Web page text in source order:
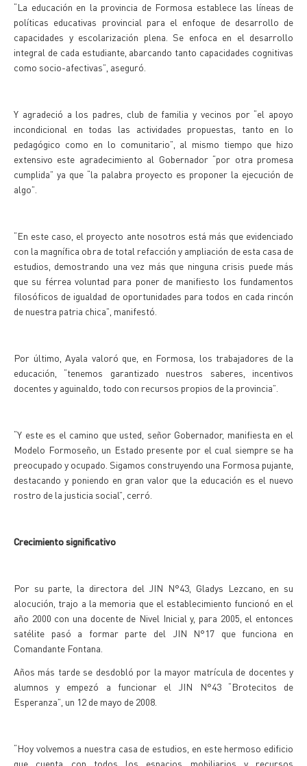
“La educación en la provincia de Formosa establece las líneas de
políticas educativas provincial para el enfoque de desarrollo de
capacidades y escolarización plena. Se enfoca en el desarrollo
integral de cada estudiante, abarcando tanto capacidades cognitivas
como socio-afectivas”, aseguró.
Y agradeció a los padres, club de familia y vecinos por “el apoyo
incondicional en todas las actividades propuestas, tanto en lo
pedagógico como en lo comunitario”, al mismo tiempo que hizo
extensivo este agradecimiento al Gobernador “por otra promesa
cumplida” ya que “la palabra proyecto es proponer la ejecución de
algo”.
“En este caso, el proyecto ante nosotros está más que evidenciado
con la magnífica obra de total refacción y ampliación de esta casa de
estudios, demostrando una vez más que ninguna crisis puede más
que su férrea voluntad para poner de manifiesto los fundamentos
filosóficos de igualdad de oportunidades para todos en cada rincón
de nuestra patria chica”, manifestó.
Por último, Ayala valoró que, en Formosa, los trabajadores de la
educación, “tenemos garantizado nuestros saberes, incentivos
docentes y aguinaldo, todo con recursos propios de la provincia”.
“Y este es el camino que usted, señor Gobernador, manifiesta en el
Modelo Formoseño, un Estado presente por el cual siempre se ha
preocupado y ocupado. Sigamos construyendo una Formosa pujante,
destacando y poniendo en gran valor que la educación es el nuevo
rostro de la justicia social”, cerró.
Crecimiento significativo
Por su parte, la directora del JIN N°43, Gladys Lezcano, en su
alocución, trajo a la memoria que el establecimiento funcionó en el
año 2000 con una docente de Nivel Inicial y, para 2005, el entonces
satélite pasó a formar parte del JIN N°17 que funciona en
Comandante Fontana.
Años más tarde se desdobló por la mayor matrícula de docentes y
alumnos y empezó a funcionar el JIN N°43 “Brotecitos de
Esperanza”, un 12 de mayo de 2008.
“Hoy volvemos a nuestra casa de estudios, en este hermoso edificio
que cuenta con todos los espacios mobiliarios y recursos